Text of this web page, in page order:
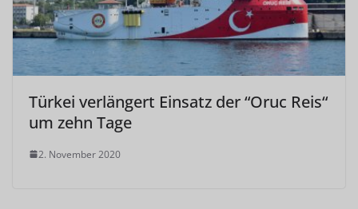
Türkei verlängert Einsatz der “Oruc Reis“
um zehn Tage
2. November 2020